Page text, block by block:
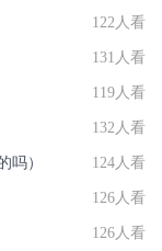
122人看
131人看
119人看
132人看
吗） 124人看
126人看
126人看